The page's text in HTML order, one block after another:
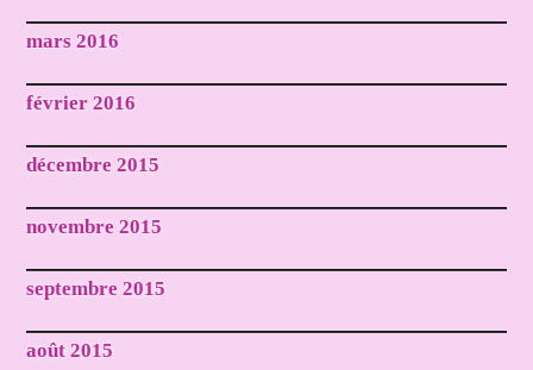
mars 2016
février 2016
décembre 2015
novembre 2015
septembre 2015
août 2015